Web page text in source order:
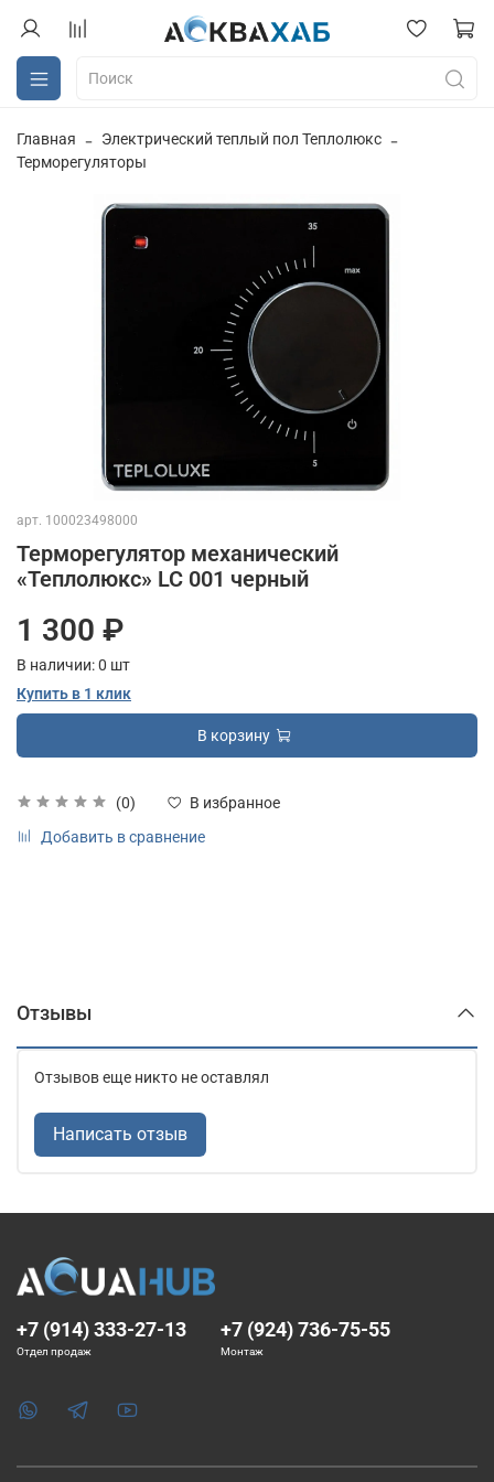
Главная
Электрический теплый пол Теплолюкс
Терморегуляторы
арт. 100023498000
Терморегулятор механический
«Теплолюкс» LC 001 черный
(0)
В избранное
Добавить в сравнение
1 300 ₽
В наличии:0 шт
Купить в 1 клик
В корзину
Отзывы
Отзывов еще никто не оставлял
Написать отзыв
+7 (914) 333-27-13
Отдел продаж
+7 (924) 736-75-55
Монтаж